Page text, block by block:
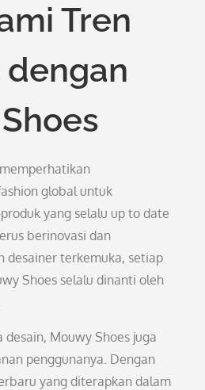
Tren
dengan
global untuk
yang selalu up to date
berinovasi dan
desainer terkemuka, setiap
Shoes selalu dinanti oleh
desain, Mouwy Shoes juga
penggunanya. Dengan
yang diterapkan dalam